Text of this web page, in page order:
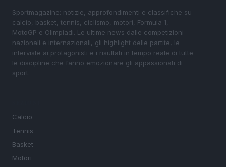
Sportmagazine: notizie, approfondimenti e classifiche su
calcio, basket, tennis, ciclismo, motori, Formula 1,
MotoGP e Olimpiadi. Le ultime news dalle competizioni
nazionali e internazionali, gli highlight delle partite, le
interviste ai protagonisti e i risultati in tempo reale di tutte
le discipline che fanno emozionare gli appassionati di
sport.
Calcio
Tennis
Basket
Motori